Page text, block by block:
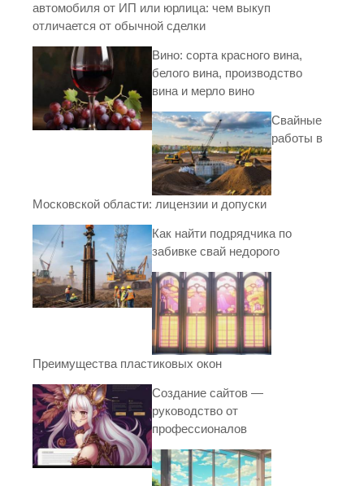
автомобиля от ИП или юрлица: чем выкуп
отличается от обычной сделки
Вино: сорта красного вина,
белого вина, производство
вина и мерло вино
Свайные
работы в
Московской области: лицензии и допуски
Как найти подрядчика по
забивке свай недорого
Преимущества пластиковых окон
Создание сайтов —
руководство от
профессионалов